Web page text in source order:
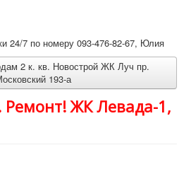
24/7 по номеру 093-476-82-67, Юлия
2 к. кв. Новострой ЖК Луч пр.
193-а
Ремонт! ЖК Левада-1,